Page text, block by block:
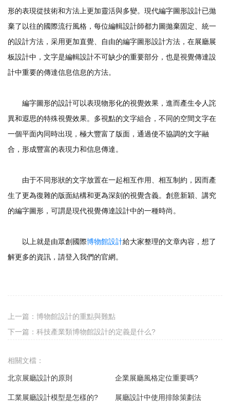
形的表現從技術和方法上更加靈活與多變。現代編字圖形設計已拋
棄了以往的國際流行風格，每位編輯設計師都力圖拋棄固定、統一
的設計方法，采用更加直覺、自由的編字圖形設計方法，在展廳展
板設計中，文字是編輯設計不可缺少的重要部分，也是視覺傳達設
計中重要的傳達信息信息的方法。
編字圖形的設計可以表現物形化的視覺效果，進而產生令人詫
異和遐思的特殊視覺效果。多視點的文字組合，不同的空間文字在
一個平面內同時出現，極大豐富了版面，通過使不協調的文字融
合，形成豐富的表現力和信息傳達。
由于不同形狀的文字放置在一起相互作用、相互制約，因而產
生了更為復雜的版面結構和更為深刻的視覺含義。創意新穎、講究
的編字圖形，可謂是現代視覺傳達設計中的一種時尚。
以上就是由眾創國際博物館設計給大家整理的文章內容，想了
解更多的資訊，請登入我們的官網。
上一篇： 博物館設計的重點與難點
下一篇： 科技產業類博物館設計的定義是什么?
相關文檔：
北京展廳設計的原則 企業展廳風格定位重要嗎?
工業展廳設計模型是怎樣的? 展廳設計中使用排除策劃法